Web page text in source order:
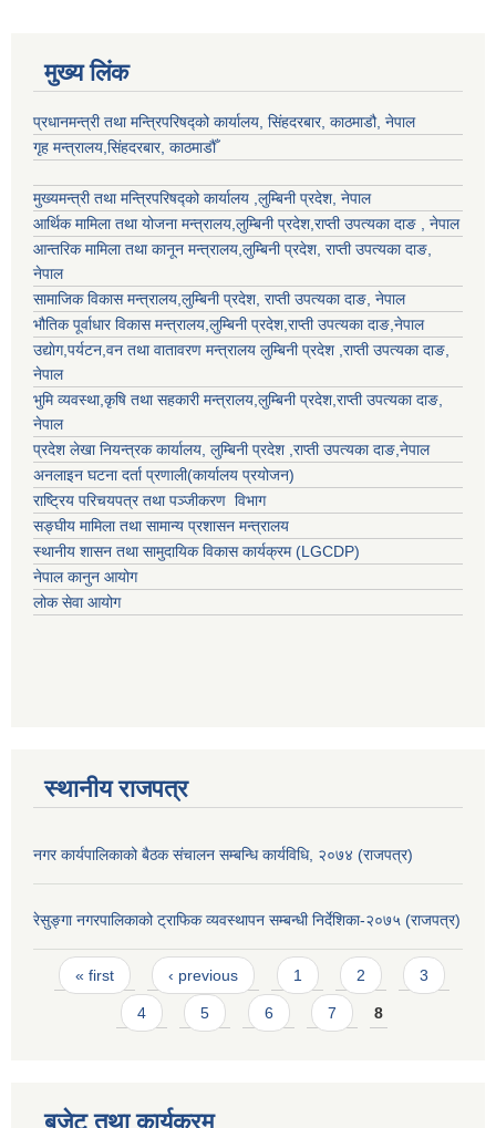
मुख्य लिंक
प्रधानमन्त्री तथा मन्त्रिपरिषद्को कार्यालय, सिंहदरबार, काठमाडौ, नेपाल
गृह मन्त्रालय,सिंहदरबार, काठमाडौँ
मुख्यमन्त्री तथा मन्त्रिपरिषद्को कार्यालय ,लुम्बिनी प्रदेश, नेपाल
आर्थिक मामिला तथा योजना मन्त्रालय,लुम्बिनी प्रदेश,राप्ती उपत्यका दाङ , नेपाल
आन्तरिक मामिला तथा कानून मन्त्रालय,लुम्बिनी प्रदेश, राप्ती उपत्यका दाङ,
नेपाल
सामाजिक विकास मन्त्रालय,लुम्बिनी प्रदेश, राप्ती उपत्यका दाङ, नेपाल
भौतिक पूर्वाधार विकास मन्त्रालय,लुम्बिनी प्रदेश,राप्ती उपत्यका दाङ,नेपाल
उद्याेग,पर्यटन,वन तथा वातावरण मन्त्रालय लुम्बिनी प्रदेश ,राप्ती उपत्यका दाङ,
नेपाल
भुमि व्यवस्था,कृषि तथा सहकारी मन्त्रालय,लुम्बिनी प्रदेश,राप्ती उपत्यका दाङ,
नेपाल
प्रदेश लेखा नियन्त्रक कार्यालय, लुम्बिनी प्रदेश ,राप्ती उपत्यका दाङ,नेपाल
अनलाइन घटना दर्ता प्रणाली(कार्यालय प्रयोजन)
राष्ट्रिय परिचयपत्र तथा पञ्जीकरण विभाग
सङ्घीय मामिला तथा सामान्य प्रशासन मन्त्रालय
स्थानीय शासन तथा सामुदायिक विकास कार्यक्रम (LGCDP)
नेपाल कानुन आयोग
लोक सेवा आयोग
स्थानीय राजपत्र
नगर कार्यपालिकाको बैठक संचालन सम्बन्धि कार्यविधि, २०७४ (राजपत्र)
रेसुङ्गा नगरपालिकाको ट्राफिक व्यवस्थापन सम्बन्धी निर्देशिका-२०७५ (राजपत्र)
Pages
« first ‹ previous 1 2 3
4 5 6 7 8
बजेट तथा कार्यक्रम